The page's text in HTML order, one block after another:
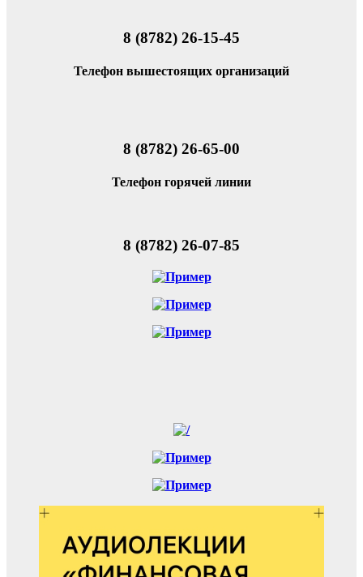
8 (8782) 26-15-45
Телефон вышестоящих организаций
8 (8782) 26-65-00
Телефон горячей линии
8 (8782) 26-07-85